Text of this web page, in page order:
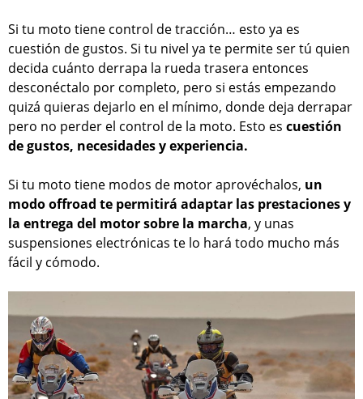
Si tu moto tiene control de tracción… esto ya es
cuestión de gustos. Si tu nivel ya te permite ser tú quien
decida cuánto derrapa la rueda trasera entonces
desconéctalo por completo, pero si estás empezando
quizá quieras dejarlo en el mínimo, donde deja derrapar
pero no perder el control de la moto. Esto es cuestión
de gustos, necesidades y experiencia.
Si tu moto tiene modos de motor aprovéchalos, un
modo offroad te permitirá adaptar las prestaciones y
la entrega del motor sobre la marcha, y unas
suspensiones electrónicas te lo hará todo mucho más
fácil y cómodo.